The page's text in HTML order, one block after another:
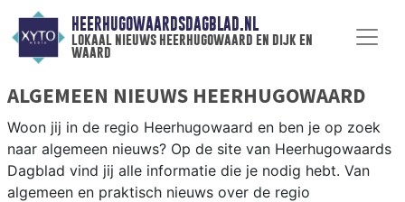
HEERHUGOWAARDSDAGBLAD.NL
lokaal nieuws heerhugowaard en dijk en
waard
ALGEMEEN NIEUWS HEERHUGOWAARD
Woon jij in de regio Heerhugowaard en ben je op zoek
naar algemeen nieuws? Op de site van Heerhugowaards
Dagblad vind jij alle informatie die je nodig hebt. Van
algemeen en praktisch nieuws over de regio